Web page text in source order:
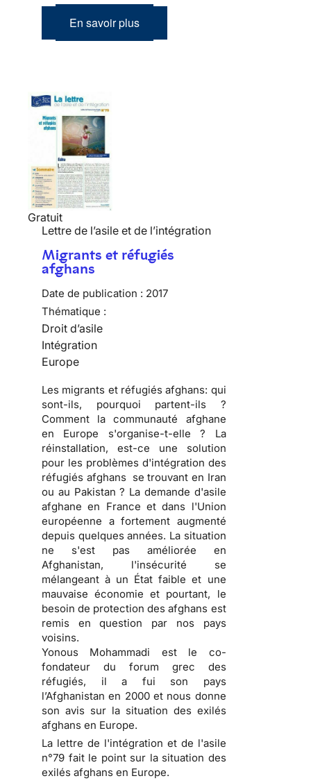
En savoir plus
Gratuit
Lettre de l’asile et de l’intégration
Migrants et réfugiés
afghans
Date de publication : 2017
Thématique :
Droit d’asile
Intégration
Europe
Les migrants et réfugiés afghans: qui
sont-ils, pourquoi partent-ils ?
Comment la communauté afghane
en Europe s'organise-t-elle ? La
réinstallation, est-ce une solution
pour les problèmes d'intégration des
réfugiés afghans se trouvant en Iran
ou au Pakistan ? La demande d'asile
afghane en France et dans l'Union
européenne a fortement augmenté
depuis quelques années. La situation
ne s'est pas améliorée en
Afghanistan, l'insécurité se
mélangeant à un État faible et une
mauvaise économie et pourtant, le
besoin de protection des afghans est
remis en question par nos pays
voisins.
Yonous Mohammadi est le co-
fondateur du forum grec des
réfugiés, il a fui son pays
l’Afghanistan en 2000 et nous donne
son avis sur la situation des exilés
afghans en Europe.
La lettre de l'intégration et de l'asile
n°79 fait le point sur la situation des
exilés afghans en Europe.